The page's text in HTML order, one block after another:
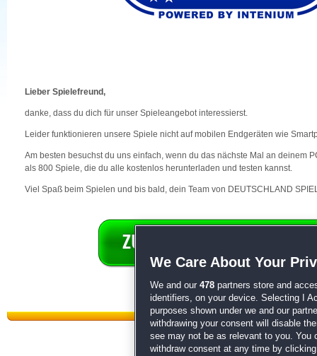
Lieber Spielefreund,
danke, dass du dich für unser Spieleangebot interessierst.
Leider funktionieren unsere Spiele nicht auf mobilen Endgeräten wie
Am besten besuchst du uns einfach, wenn du das nächste Mal an deinem
als 800 Spiele, die du alle kostenlos herunterladen und testen kannst.
Viel Spaß beim Spielen und bis bald, dein Team von DEUTSCHLAND
We Care About Your
We and our 478 partners store and
identifiers, on your device. Selecting I
purposes shown under we and our
withdrawing your consent will disable
see may not be as relevant to you. You
withdraw consent at any time by